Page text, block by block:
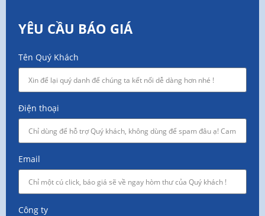
YÊU CẦU BÁO GIÁ
Tên Quý Khách
Điện thoại
Email
Công ty